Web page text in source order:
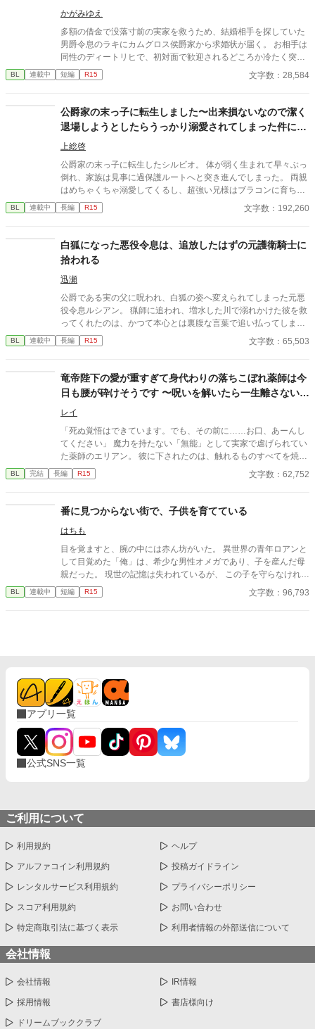
ている侯爵令息の話
かがみゆえ
多額の借金で没落寸前の実家を救うため、結婚相手を探していた
男爵令息のラキにカムグロス侯爵家から求婚状が届く。 お相手は
同性のディートリヒで、初対面で歓迎されるどころか冷たく突き
放されてしまう。 『必要最低限関わるな』 『愛人を作るな』
『男遊びならしてもいい』 ディートリヒから実家の借金を完済す
め上手なラキの周りには可愛い令息が集まり、推し活状態に。 一
方、ディートリヒだけが嫉妬で胃を痛める日々。 ラキへの恋心を
隠し続けた不器用侯爵令息に、幸せな未来は訪れるのか？ .
BL 連載中 短編 R15 文字数：28,584
公爵家の末っ子に転生しました〜出来損ないなので潔く
退場しようとしたらうっかり溺愛されてしまった件につ
いて〜
上総啓
公爵家の末っ子に転生したシルビオ。 体が弱く生まれて早々ぶっ
倒れ、家族は見事に過保護ルートへと突き進んでしまった。 両親
はめちゃくちゃ溺愛してくるし、超強い兄様はブラコンに育ち弟
絶対守るマンに……。 せっかくファンタジーの世界に転生したん
だから魔法も使えたり？と思ったら、我が家に代々伝わる上位氷
く『神聖魔法』？というか『神聖魔法』を操れるのは神に選ばれ
た愛し子だけ……？ どうせ余命幾ばくもない出来損ないなら仕方
ない、お荷物の僕はさっさと今世からも退場しよう……と思って
たのに？ 偶然騎士たちを神聖魔法で救って、何故か天使と呼ばれ
て崇められたり。終いには帝国最強の狂血皇子に溺愛されて囲わ
れちゃったり……いやいやちょっと待て。魔王様、主神様、まさ
かアンタらも？ ……ってあれ、なんかめちゃくちゃ囲われてな
い？？ ――― 病弱ならどうせすぐ死ぬかー。ならちょっとばかし
遊んでもいいよね？と自由にやってたら無駄に最強な奴らに溺愛
BL 連載中 長編 R15 文字数：192,260
白狐になった悪役令息は、追放したはずの元護衛騎士に
拾われる
迅瀬
公爵である実の父に呪われ、白狐の姿へ変えられてしまった元悪
役令息ルシアン。 猟師に追われ、増水した川で溺れかけた彼を救
ってくれたのは、かつて本心とは裏腹な言葉で追い払ってしまっ
た元護衛騎士・カイルだった。 正体を知られれば、今度こそ嫌わ
れるかもしれない――正体を隠すルシアンと、白狐の仕草に懐か
な元悪役令息と、今も主人を忘れられない一途な元護衛騎士が、
ゆっくりと心を通わせていく再会・溺愛ファンタジーBLです。 ※
表紙や校正に生成AIを使用しています。
BL 連載中 長編 R15 文字数：65,503
竜帝陛下の愛が重すぎて身代わりの落ちこぼれ薬師は今
日も腰が砕けそうです 〜呪いを解いたら一生離さないと
宣言されました〜
レイ
「死ぬ覚悟はできています。でも、その前に……お口、あーんし
てください」 魔力を持たない「無能」として実家で虐げられてい
た薬師のエリアン。 彼に下されたのは、触れるものすべてを焼き
尽くす「死の竜帝」ヴァレリウスへの、身代わりの婚姻だった。
BL 完結 長編 R15 文字数：62,752
番に見つからない街で、子供を育てている
はちも
目を覚ますと、腕の中には赤ん坊がいた。 異世界の青年ロアンと
して目覚めた「俺」は、希少な男性オメガであり、子を産んだ母
親だった。 現世の記憶は失われているが、 この子を守らなければ
ならない、という想いだけははっきりと残っている。 街の人々に
助けられ、魔石への魔力注入で生計を立てながら、 ロアンと息子
BL 連載中 短編 R15 文字数：96,793
アプリ一覧
公式SNS一覧
ご利用について
利用規約 ヘルプ
アルファコイン利用規約 投稿ガイドライン
レンタルサービス利用規約 プライバシーポリシー
スコア利用規約 お問い合わせ
特定商取引法に基づく表示 利用者情報の外部送信について
会社情報
会社情報 IR情報
採用情報 書店様向け
ドリームブッククラブ